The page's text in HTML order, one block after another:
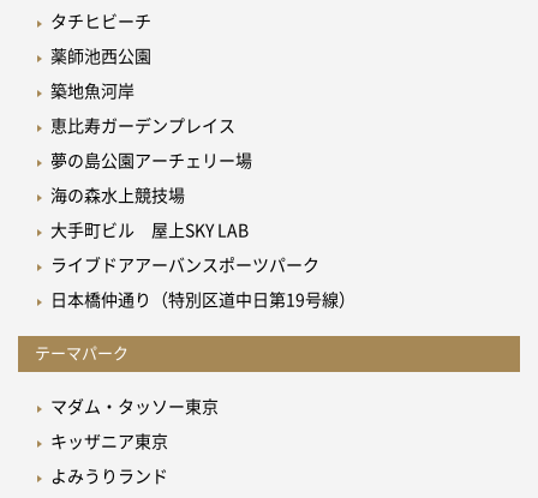
タチヒビーチ
薬師池西公園
築地魚河岸
恵比寿ガーデンプレイス
夢の島公園アーチェリー場
海の森水上競技場
大手町ビル 屋上SKY LAB
ライブドアアーバンスポーツパーク
日本橋仲通り（特別区道中日第19号線）
テーマパーク
マダム・タッソー東京
キッザニア東京
よみうりランド